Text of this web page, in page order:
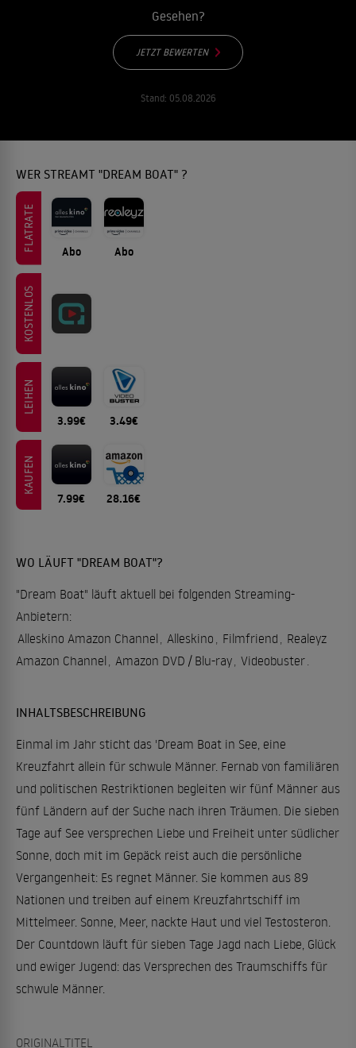
Gesehen?
JETZT BEWERTEN
Stand: 05.08.2026
WER STREAMT "DREAM BOAT" ?
FLATRATE Abo Abo
KOSTENLOS
LEIHEN
3.99€ 3.49€
KAUFEN
7.99€ 28.16€
WO LÄUFT "DREAM BOAT"?
"Dream Boat" läuft aktuell bei folgenden Streaming-
Anbietern:
Alleskino Amazon Channel , Alleskino , Filmfriend , Realeyz
Amazon Channel , Amazon DVD / Blu-ray, Videobuster.
INHALTSBESCHREIBUNG
Einmal im Jahr sticht das 'Dream Boat in See, eine
Kreuzfahrt allein für schwule Männer. Fernab von familiären
und politischen Restriktionen begleiten wir fünf Männer aus
fünf Ländern auf der Suche nach ihren Träumen. Die sieben
Tage auf See versprechen Liebe und Freiheit unter südlicher
Sonne, doch mit im Gepäck reist auch die persönliche
Vergangenheit: Es regnet Männer. Sie kommen aus 89
Nationen und treiben auf einem Kreuzfahrtschiff im
Mittelmeer. Sonne, Meer, nackte Haut und viel Testosteron.
Der Countdown läuft für sieben Tage Jagd nach Liebe, Glück
und ewiger Jugend: das Versprechen des Traumschiffs für
schwule Männer.
ORIGINALTITEL